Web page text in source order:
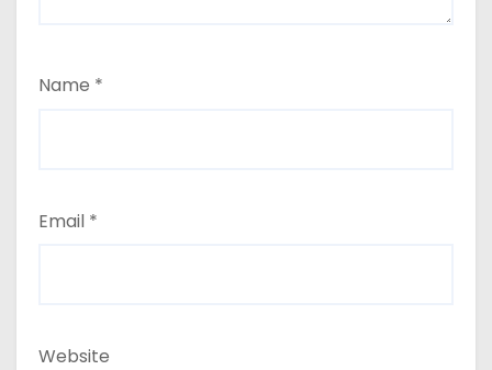
Name *
Email *
Website